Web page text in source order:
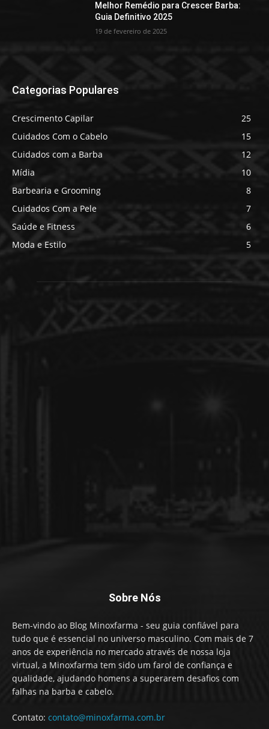
Melhor Remédio para Crescer Barba:
Guia Definitivo 2025
19 de fevereiro de 2025
Categorias Populares
Crescimento Capilar
25
Cuidados Com o Cabelo
15
Cuidados com a Barba
12
Mídia
10
Barbearia e Grooming
8
Cuidados Com a Pele
7
Saúde e Fitness
6
Moda e Estilo
5
Sobre Nós
Bem-vindo ao Blog Minoxfarma - seu guia confiável para
tudo que é essencial no universo masculino. Com mais de 7
anos de experiência no mercado através de nossa loja
virtual, a Minoxfarma tem sido um farol de confiança e
qualidade, ajudando homens a superarem desafios com
falhas na barba e cabelo.
Contato: contato@minoxfarma.com.br